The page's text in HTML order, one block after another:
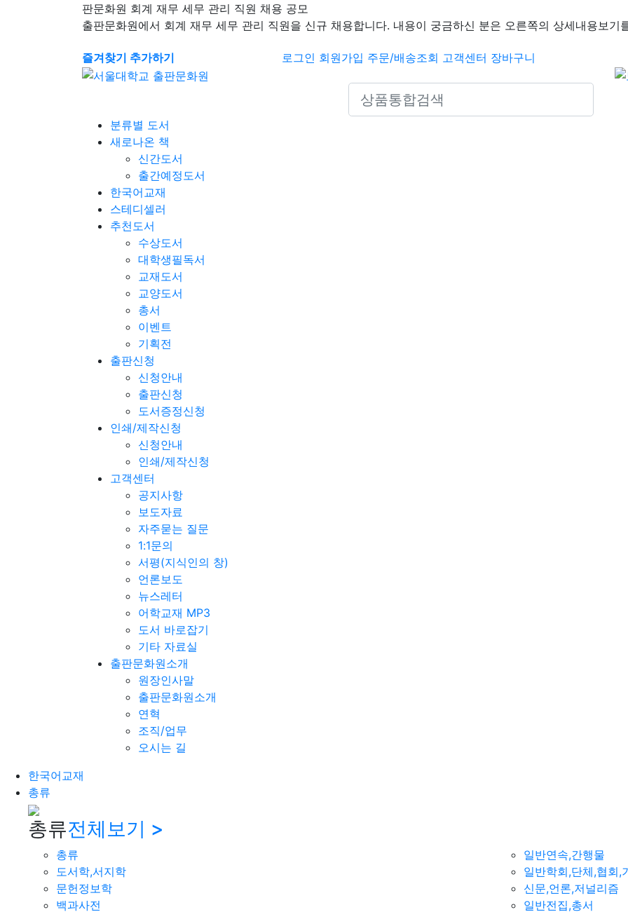
판문화원 회계 재무 세무 관리 직원 채용 공모
출판문화원에서 회계 재무 세무 관리 직원을 신규 채용합니다. 내용이 궁금하신 분은 오른쪽의 상세내용보기
즐겨찾기 추가하기 로그인 회원가입 주문/배송조회 고객센터 장바구니
Search icons
분류별 도서
새로나온 책
신간도서
출간예정도서
한국어교재
스테디셀러
추천도서
수상도서
대학생필독서
교재도서
교양도서
총서
이벤트
기획전
출판신청
신청안내
출판신청
도서증정신청
인쇄/제작신청
신청안내
인쇄/제작신청
고객센터
공지사항
보도자료
자주묻는 질문
1:1문의
서평(지식인의 창)
언론보도
뉴스레터
어학교재 MP3
도서 바로잡기
기타 자료실
출판문화원소개
원장인사말
출판문화원소개
연혁
조직/업무
오시는 길
한국어교재
총류
총류전체보기 >
총류
도서학,서지학
문헌정보학
백과사전
일반연속,간행물
일반학회,단체,협회,
신문,언론,저널리즘
일반전집,총서